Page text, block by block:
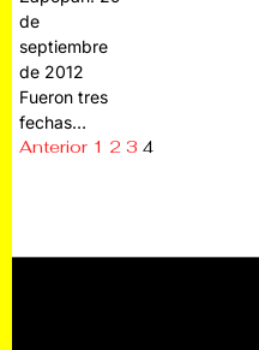
de
septiembre
de 2012
Fueron tres
fechas…
Anterior 1 2 3 4